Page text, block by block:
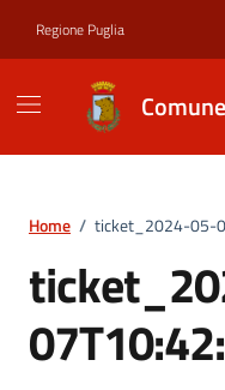
Regione Puglia
Home / ticket_2024-05-